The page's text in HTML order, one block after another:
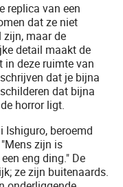
replica van een
dat ze niet
zijn, maar de
detail maakt de
in deze ruimte van
dat je bijna
dat bijna
horror ligt.
Ishiguro, beroemd
zijn is
eng ding." De
ze zijn buitenaards.